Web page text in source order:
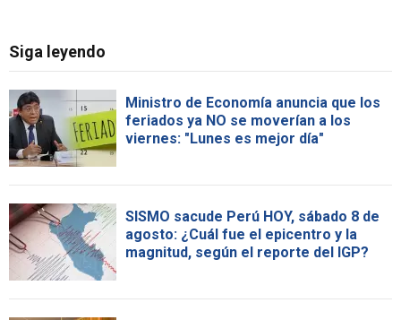
Siga leyendo
Ministro de Economía anuncia que los
feriados ya NO se moverían a los
viernes: "Lunes es mejor día"
SISMO sacude Perú HOY, sábado 8 de
agosto: ¿Cuál fue el epicentro y la
magnitud, según el reporte del IGP?